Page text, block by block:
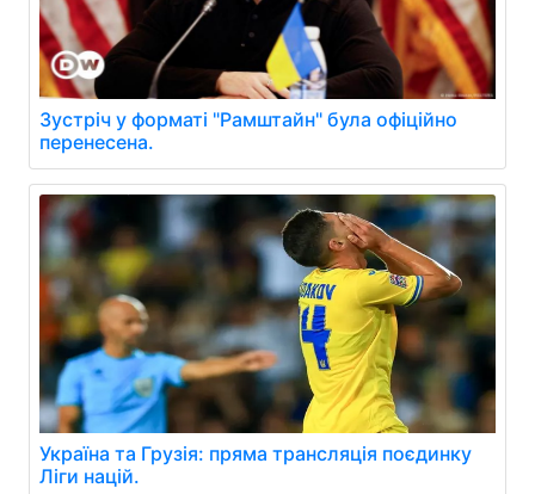
Зустріч у форматі "Рамштайн" була офіційно
перенесена.
Україна та Грузія: пряма трансляція поєдинку
Ліги націй.